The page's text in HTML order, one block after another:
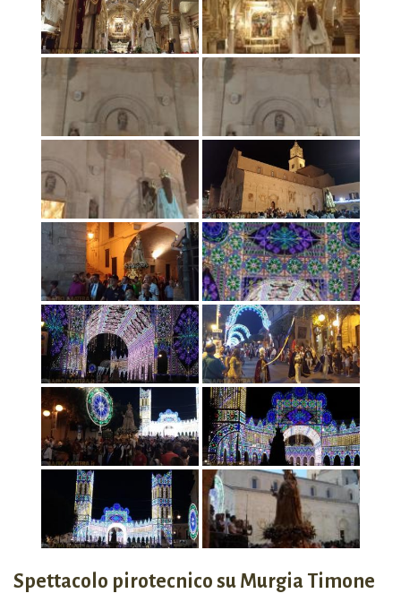
Spettacolo pirotecnico su Murgia Timone